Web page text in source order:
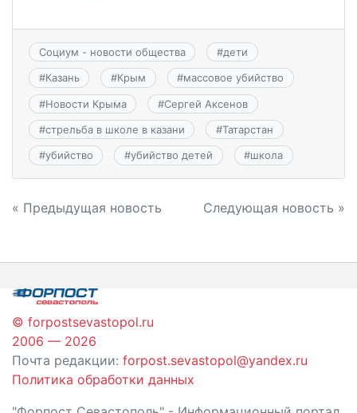
Социум - новости общества #дети
#Казань #Крым #массовое убийство
#Новости Крыма #Сергей Аксенов
#стрельба в школе в казани #Татарстан
#убийство #убийство детей #школа
Навигация
записям
« Предыдущая новость Следующая новость »
© forpostsevastopol.ru
2006 — 2026
Почта редакции: forpost.sevastopol@yandex.ru
Политика обработки данных